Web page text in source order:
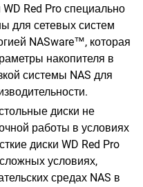
Red Pro специально
для сетевых систем
NASware™, которая
накопителя в
системы NAS для
диски не
работы в условиях
диски WD Red Pro
условиях,
средах NAS в